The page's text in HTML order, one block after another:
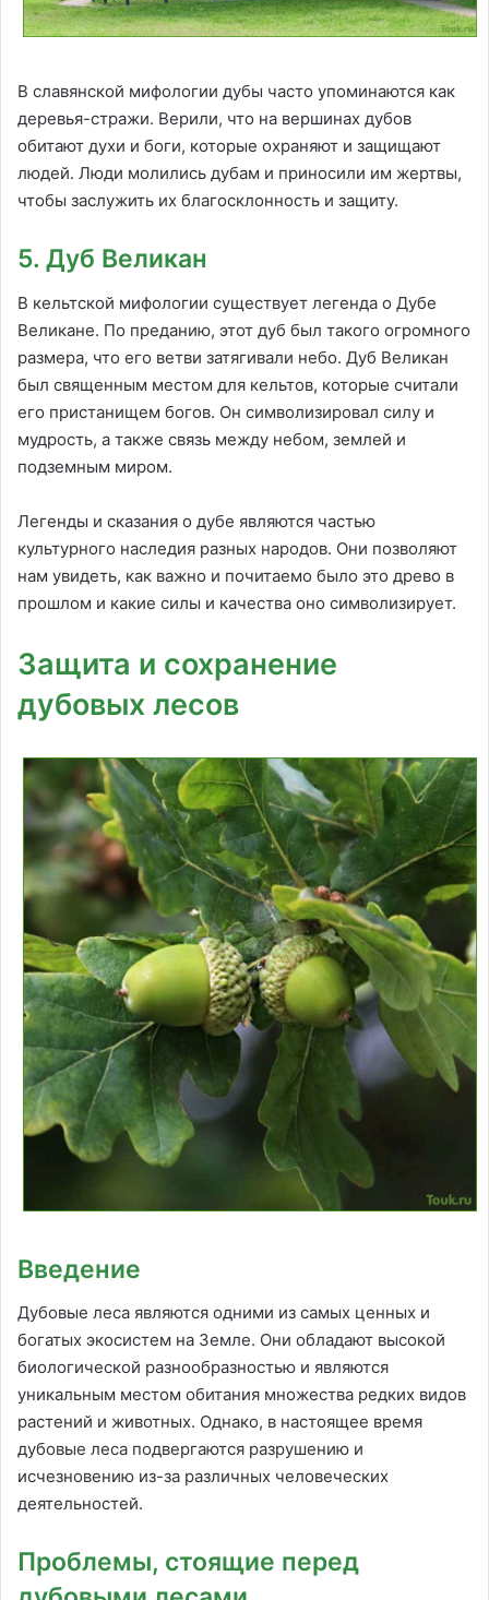
В славянской мифологии дубы часто упоминаются как
деревья-стражи. Верили, что на вершинах дубов
обитают духи и боги, которые охраняют и защищают
людей. Люди молились дубам и приносили им жертвы,
чтобы заслужить их благосклонность и защиту.
5. Дуб Великан
В кельтской мифологии существует легенда о Дубе
Великане. По преданию, этот дуб был такого огромного
размера, что его ветви затягивали небо. Дуб Великан
был священным местом для кельтов, которые считали
его пристанищем богов. Он символизировал силу и
мудрость, а также связь между небом, землей и
подземным миром.
Легенды и сказания о дубе являются частью
культурного наследия разных народов. Они позволяют
нам увидеть, как важно и почитаемо было это древо в
прошлом и какие силы и качества оно символизирует.
Защита и сохранение
дубовых лесов
Введение
Дубовые леса являются одними из самых ценных и
богатых экосистем на Земле. Они обладают высокой
биологической разнообразностью и являются
уникальным местом обитания множества редких видов
растений и животных. Однако, в настоящее время
дубовые леса подвергаются разрушению и
исчезновению из-за различных человеческих
деятельностей.
Проблемы, стоящие перед